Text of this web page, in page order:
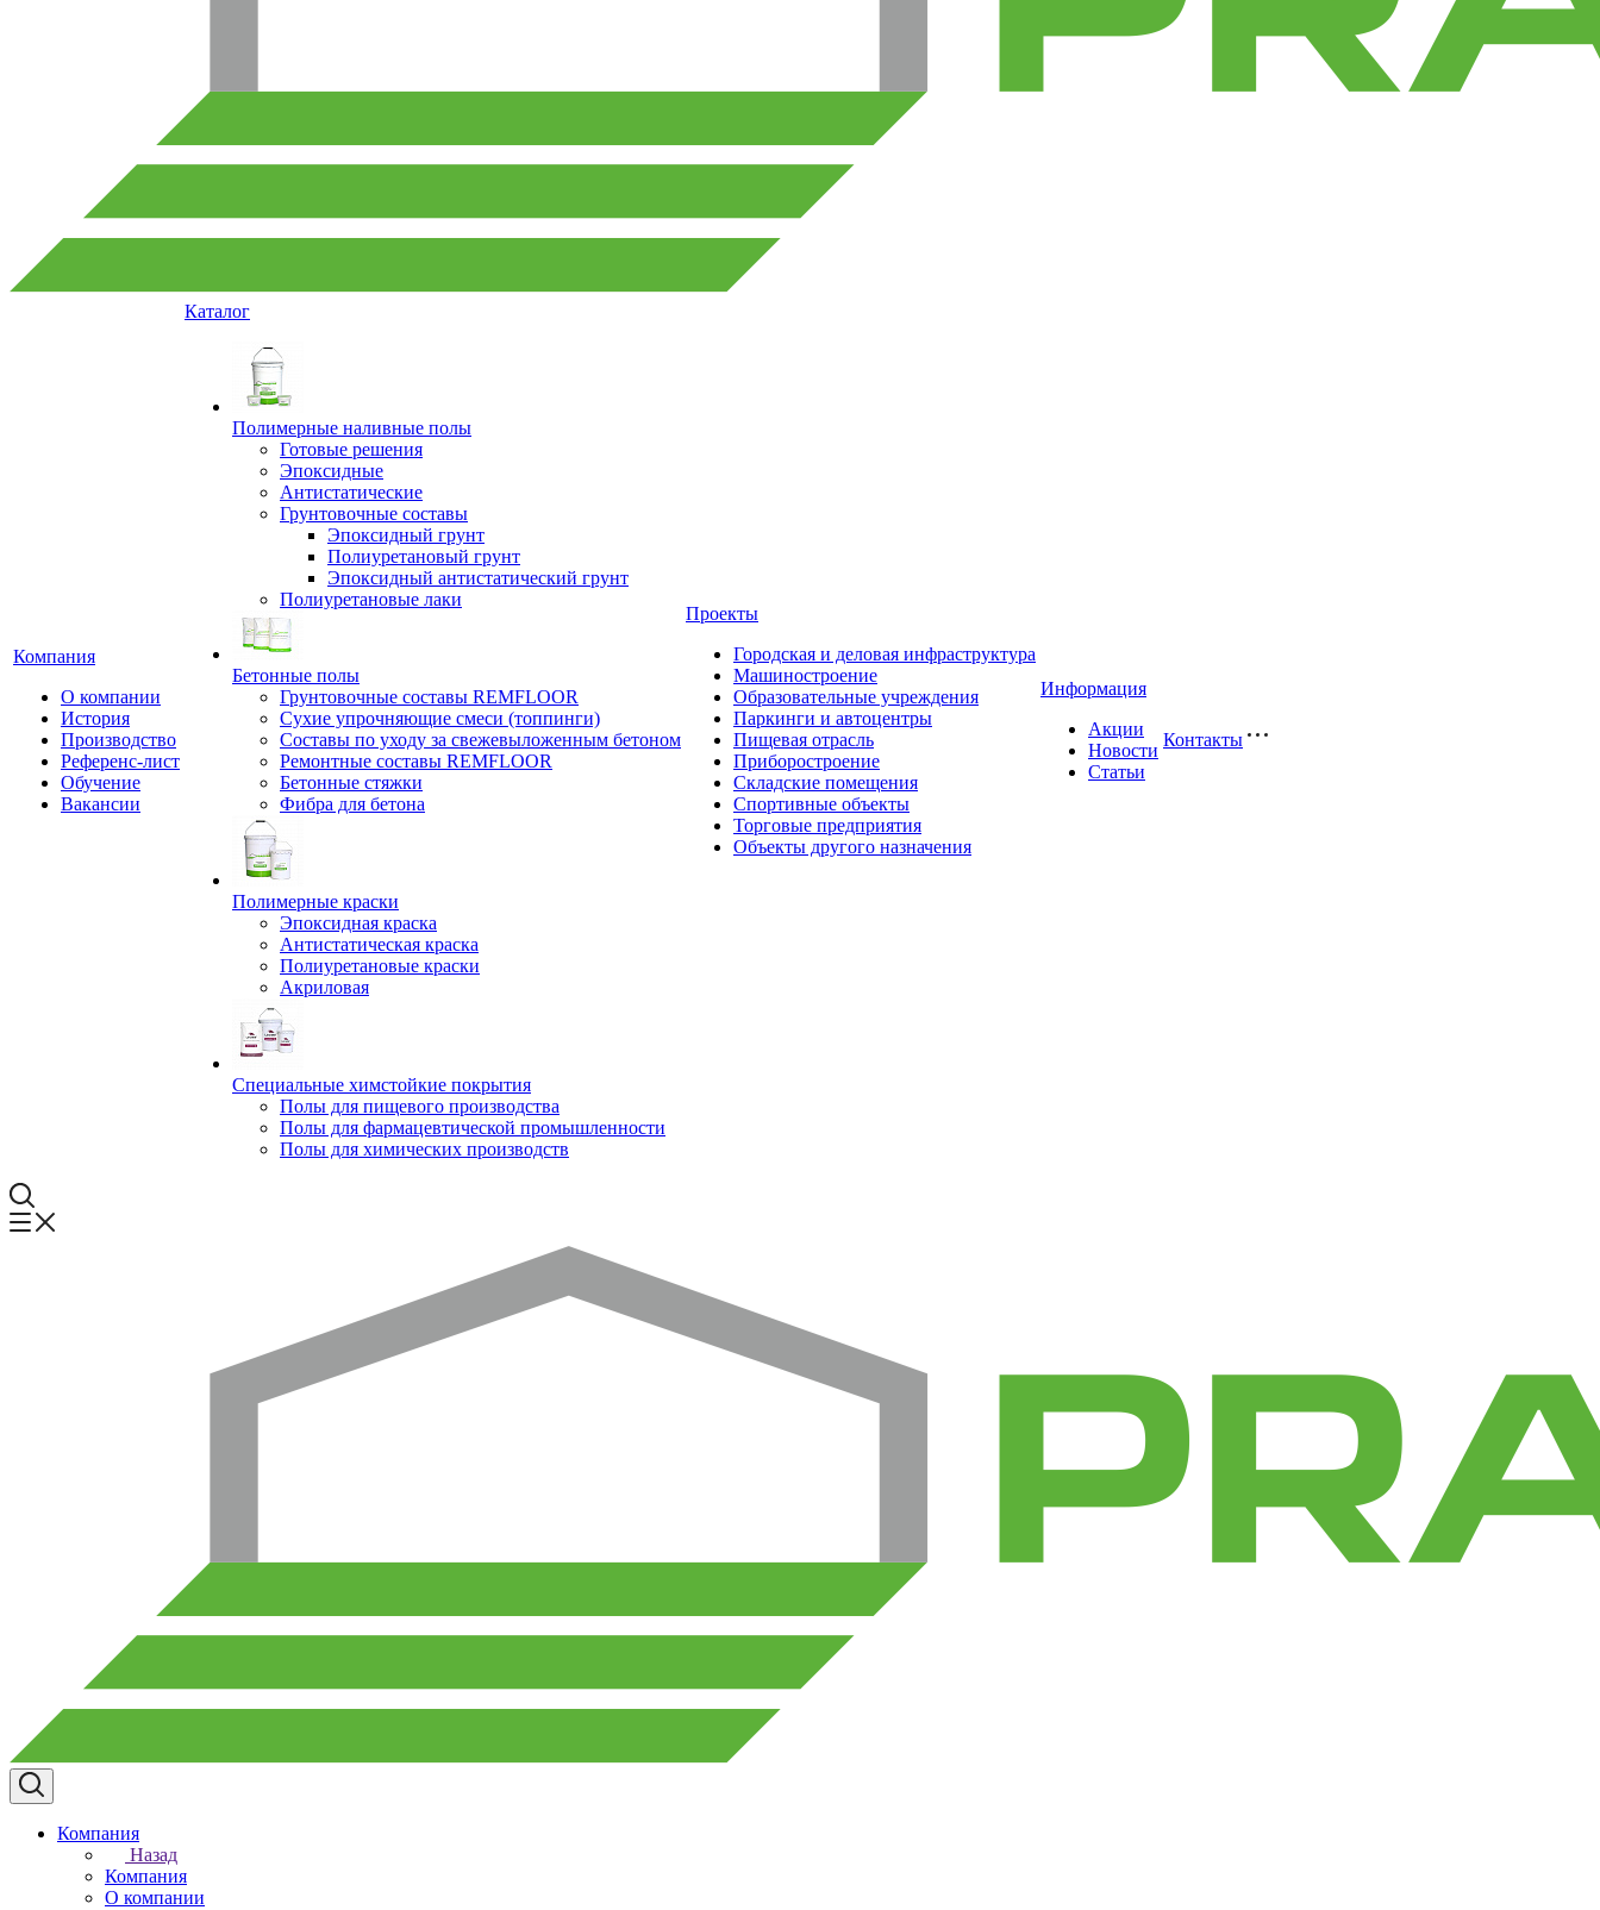
Компания
О компании
История
Производство
Референс-лист
Обучение
Вакансии
Каталог
Полимерные наливные полы
Готовые решения
Эпоксидные
Антистатические
Грунтовочные составы
Эпоксидный грунт
Полиуретановый грунт
Эпоксидный антистатический грунт
Полиуретановые лаки
Бетонные полы
Грунтовочные составы REMFLOOR
Сухие упрочняющие смеси (топпинги)
Составы по уходу за свежевыложенным бетоном
Ремонтные составы REMFLOOR
Бетонные стяжки
Фибра для бетона
Полимерные краски
Эпоксидная краска
Антистатическая краска
Полиуретановые краски
Акриловая
Специальные химстойкие покрытия
Полы для пищевого производства
Полы для фармацевтической промышленности
Полы для химических производств
Проекты
Городская и деловая инфраструктура
Машиностроение
Образовательные учреждения
Паркинги и автоцентры
Пищевая отрасль
Приборостроение
Складские помещения
Спортивные объекты
Торговые предприятия
Объекты другого назначения
Информация
Акции
Новости
Статьи
Контакты
Компания
Назад
Компания
О компании